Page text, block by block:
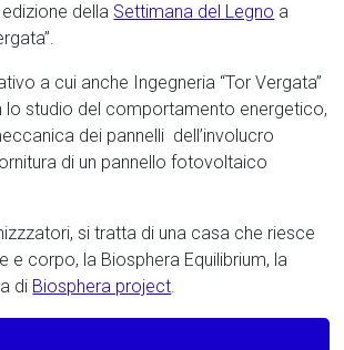
della Settimana del Legno a
a cui anche Ingegneria “Tor Vergata”
lo studio del comportamento energetico,
dei pannelli dell’involucro
di un pannello fotovoltaico
si tratta di una casa che riesce
e corpo, la Biosphera Equilibrium, la
di Biosphera project.